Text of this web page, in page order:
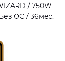
/ 750W
ОС / 36мес.